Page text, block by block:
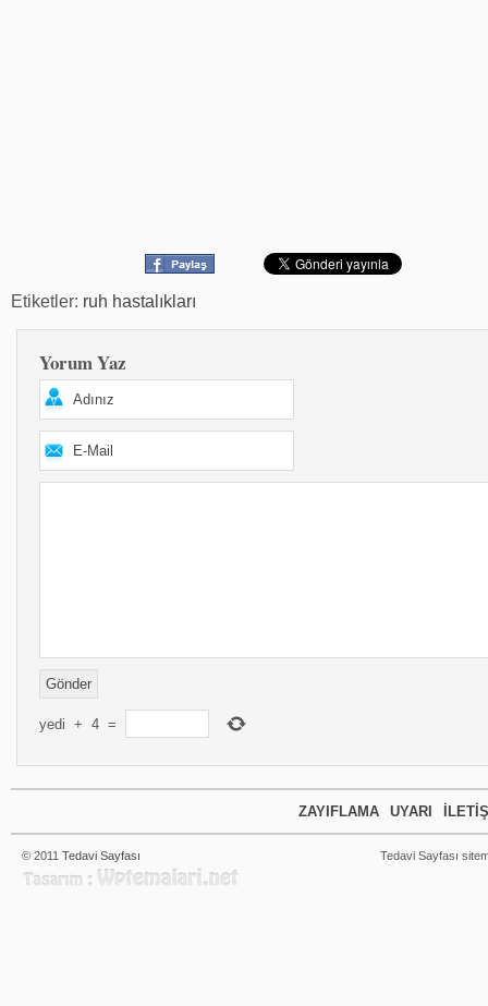
Etiketler: ruh hastalıkları
Yorum Yaz
yedi + 4 =
ZAYIFLAMA UYARI
© 2011 Tedavi Sayfası Tedavi Sayfası